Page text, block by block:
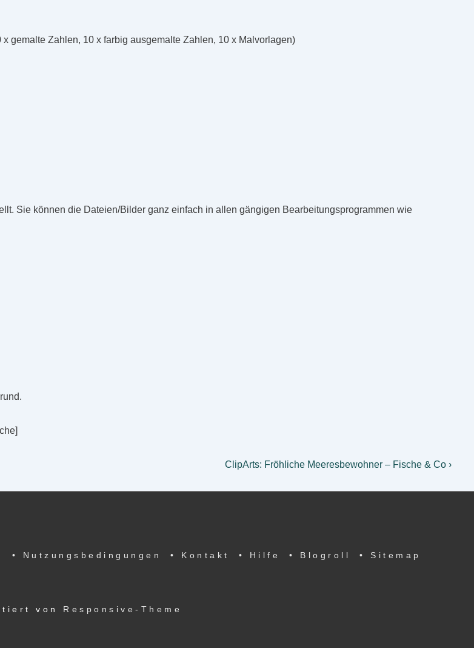
gemalte Zahlen, 10 x farbig ausgemalte Zahlen, 10 x Malvorlagen)
Sie können die Dateien/Bilder ganz einfach in allen gängigen Bearbeitungsprogrammen wie
Nächster
ClipArts: Fröhliche Meeresbewohner – Fische & Co ›
• Nutzungsbedingungen • Kontakt • Hilfe • Blogroll • Sitemap
von Responsive-Theme